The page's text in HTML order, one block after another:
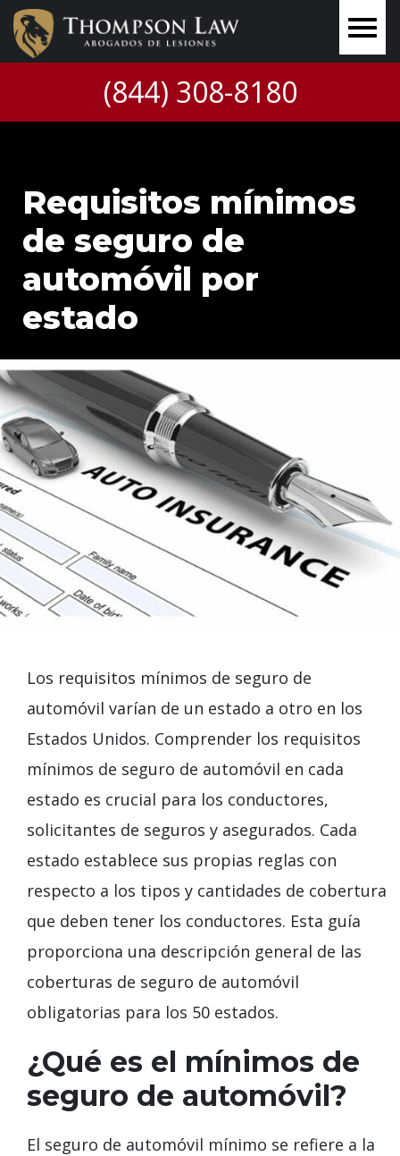
(844) 308-8180
Requisitos mínimos
de seguro de
automóvil por
estado
Los requisitos mínimos de seguro de
automóvil varían de un estado a otro en los
Estados Unidos. Comprender los requisitos
mínimos de seguro de automóvil en cada
estado es crucial para los conductores,
solicitantes de seguros y asegurados. Cada
estado establece sus propias reglas con
respecto a los tipos y cantidades de cobertura
que deben tener los conductores. Esta guía
proporciona una descripción general de las
coberturas de seguro de automóvil
obligatorias para los 50 estados.
¿Qué es el mínimos de
seguro de automóvil?
El seguro de automóvil mínimo se refiere a la